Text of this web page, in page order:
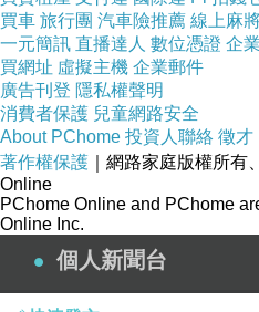
路況好，樹蔭多，涼爽
買車 旅行團 汽車險推薦 線上麻
一元簡訊 直播達人 數位憑證 企
買網址 虛擬主機 企業郵件
廣告刊登 隱私權聲明
消費者保護 兒童網路安全
About PChome 投資人聯絡 徵才
著作權保護 ｜網路家庭版權所有
Online
PChome Online and PChome
Online Inc.
個人新聞台